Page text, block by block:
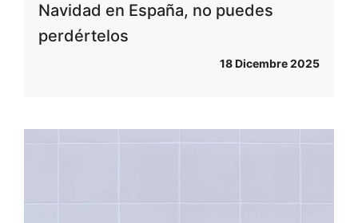
Navidad en España, no puedes
perdértelos
18 Dicembre 2025